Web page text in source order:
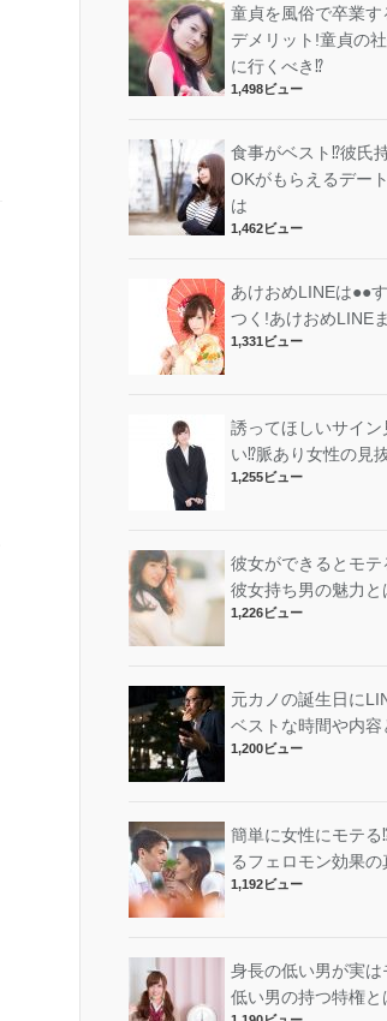
童貞を風俗で卒業す
デメリット!︎童貞の
に行くべき⁉︎
1,498ビュー
食事がベスト⁉︎彼氏
OKがもらえるデー
は
1,462ビュー
あけおめLINEは●●
つく!あけおめLINE
1,331ビュー
誘ってほしいサイン
い⁉︎脈あり女性の見
1,255ビュー
彼女ができるとモテ
彼女持ち男の魅力と
1,226ビュー
元カノの誕生日に
ベストな時間や内容
1,200ビュー
簡単に女性にモテる
るフェロモン効果の
1,192ビュー
身長の低い男が実は
低い男の持つ特権と